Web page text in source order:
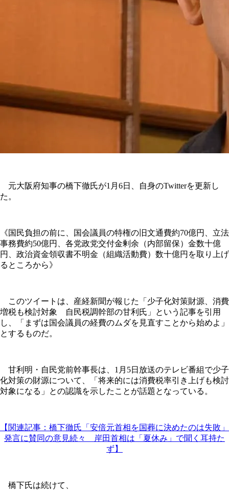
元大阪府知事の橋下徹氏が1月6日、自身のTwitterを更新し
た。
《国民負担の前に、国会議員の特権の旧文通費約70億円、立法
事務費約50億円、各党政党交付金剰余（内部留保）金数十億
円、政治資金領収書不明金（組織活動費）数十億円を取り上げ
るところから》
このツイートは、産経新聞が報じた「少子化対策財源、消費
増税も検討対象 自民税調幹部の甘利氏」という記事を引用
し、「まずは国会議員の経費のムダを見直すことから始めよ」
とするものだ。
甘利明・自民党前幹事長は、1月5日放送のテレビ番組で少子
化対策の財源について、「将来的には消費税率引き上げも検討
対象になる」との認識を示したことが話題となっている。
【関連記事：橋下徹氏「安倍元首相を国葬に決めたのは失敗」
発言に賛同の意見続々 岸田首相は「夏休み」で聞く耳持た
ず】
橋下氏は続けて、